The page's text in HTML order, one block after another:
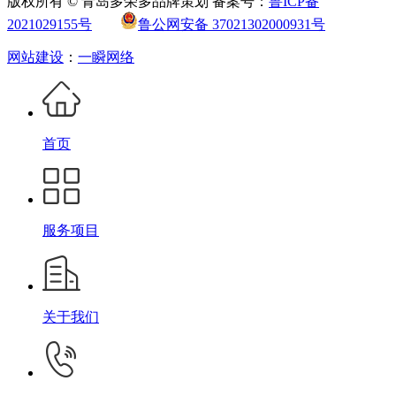
2021029155号
鲁公网安备 37021302000931号
网站建设 ： 一瞬网络
首页
服务项目
关于我们